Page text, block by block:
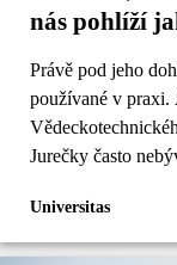
nás pohlíží
Právě pod jeho
používané v praxi.
Jurečky často
Universitas